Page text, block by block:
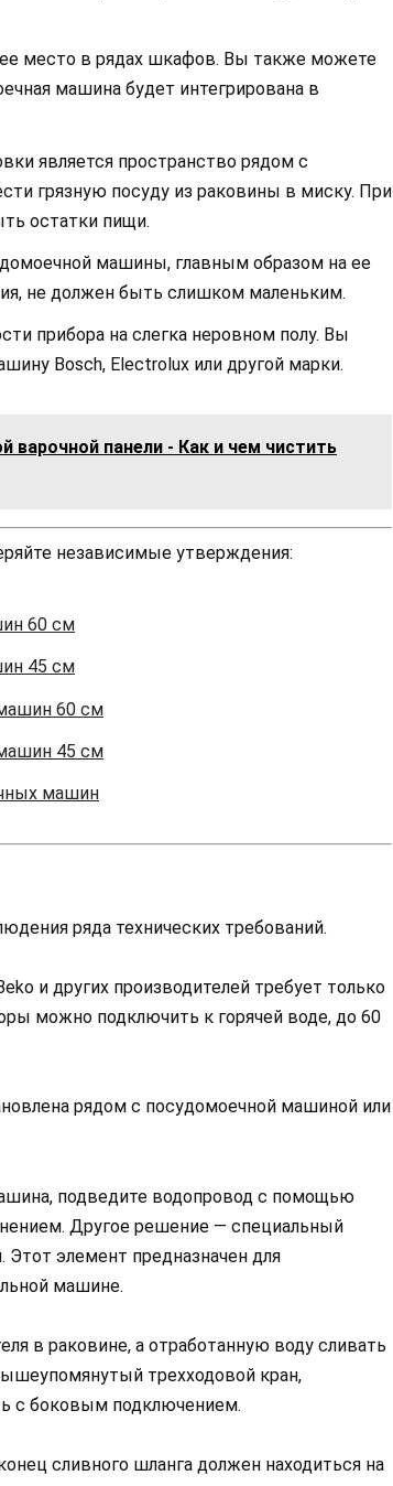
место в рядах шкафов. Вы также можете
машина будет интегрирована в
является пространство рядом с
грязную посуду из раковины в миску. При
остатки пищи.
машины, главным образом на ее
не должен быть слишком маленьким.
прибора на слегка неровном полу. Вы
Bosch, Electrolux или другой марки.
варочной панели - Как и чем чистить
независимые утверждения:
60 см
45 см
60 см
45 см
машин
ряда технических требований.
и других производителей требует только
можно подключить к горячей воде, до 60
рядом с посудомоечной машиной или
подведите водопровод с помощью
Другое решение — специальный
Этот элемент предназначен для
машине.
в раковине, а отработанную воду сливать
трехходовой кран,
с боковым подключением.
сливного шланга должен находиться на